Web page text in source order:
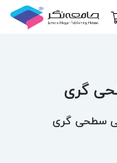
گری
سطحی گری